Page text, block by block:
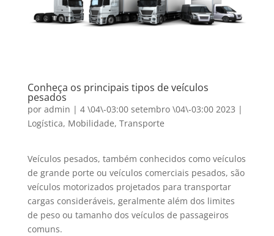
Conheça os principais tipos de veículos
pesados
por admin | 4 \04\-03:00 setembro \04\-03:00 2023 |
Logística, Mobilidade, Transporte
Veículos pesados, também conhecidos como veículos
de grande porte ou veículos comerciais pesados, são
veículos motorizados projetados para transportar
cargas consideráveis, geralmente além dos limites
de peso ou tamanho dos veículos de passageiros
comuns.